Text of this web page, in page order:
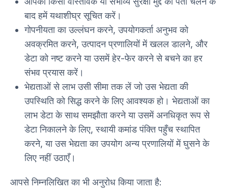
बाद हमें यथाशीघ्र सूचित करें।
गोपनीयता का उल्लंघन करने, उपयोगकर्ता अनुभव को
अवक्रमित करने, उत्पादन प्रणालियों में खलल डालने, और
डेटा को नष्ट करने या उसमें हेर-फेर करने से बचने का हर
संभव प्रयास करें।
भेद्यताओं से लाभ उसी सीमा तक लें जो उस भेद्यता की
उपस्थिति को सिद्ध करने के लिए आवश्यक हो। भेद्यताओं का
लाभ डेटा के साथ समझौता करने या उसमें अनधिकृत रूप से
डेटा निकालने के लिए, स्थायी कमांड पंक्ति पहुँच स्थापित
करने, या उस भेद्यता का उपयोग अन्य प्रणालियों में घुसने के
लिए नहीं उठाएँ।
आपसे निम्नलिखित का भी अनुरोध किया जाता है: